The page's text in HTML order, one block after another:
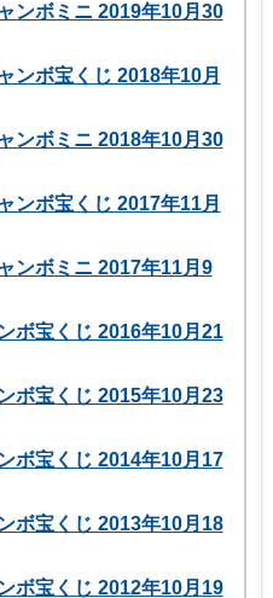
ンボミニ 2019年10月30
ンボ宝くじ 2018年10月
ンボミニ 2018年10月30
ンボ宝くじ 2017年11月
ンボミニ 2017年11月9
ボ宝くじ 2016年10月21
ボ宝くじ 2015年10月23
ボ宝くじ 2014年10月17
ボ宝くじ 2013年10月18
ボ宝くじ 2012年10月19